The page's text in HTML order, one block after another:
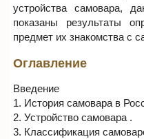
устройства самовара,
показаны результаты
предмет их знакомства с
Оглавление
Введение
1. История самовара в
2. Устройство самовара .
3. Классификация